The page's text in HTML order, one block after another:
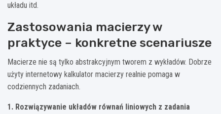
układu itd.
Zastosowania macierzy w
praktyce – konkretne scenariusze
Macierze nie są tylko abstrakcyjnym tworem z wykładów. Dobrze
użyty internetowy kalkulator macierzy realnie pomaga w
codziennych zadaniach.
1. Rozwiązywanie układów równań liniowych z zadania